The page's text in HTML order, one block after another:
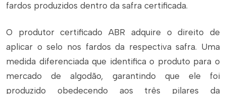
fardos produzidos dentro da safra certificada.
O produtor certificado ABR adquire o direito de
aplicar o selo nos fardos da respectiva safra. Uma
medida diferenciada que identifica o produto para o
mercado de algodão, garantindo que ele foi
produzido obedecendo aos três pilares da